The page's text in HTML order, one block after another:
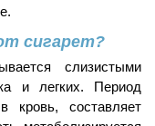
сигарет?
слизистыми
и легких. Период
кровь, составляет